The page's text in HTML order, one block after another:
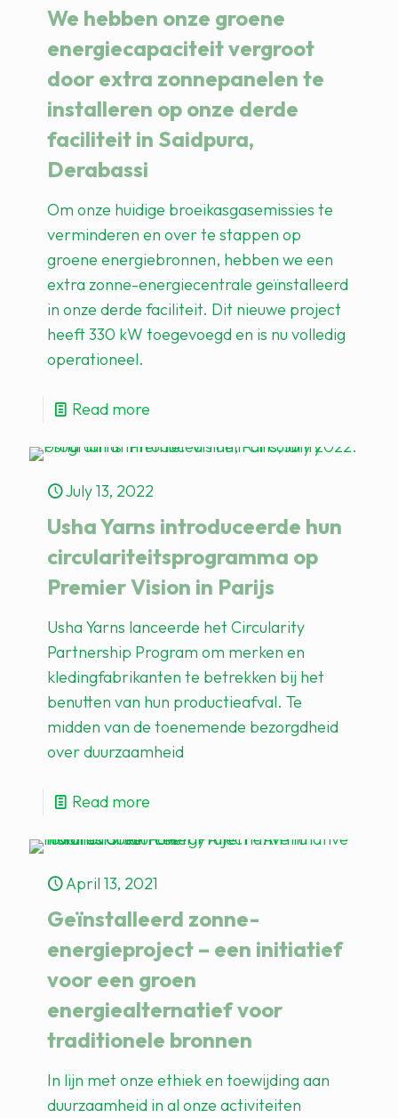
We hebben onze groene
energiecapaciteit vergroot
door extra zonnepanelen te
installeren op onze derde
faciliteit in Saidpura,
Derabassi
Om onze huidige broeikasgasemissies te
verminderen en over te stappen op
groene energiebronnen, hebben we een
extra zonne-energiecentrale geïnstalleerd
in onze derde faciliteit. Dit nieuwe project
heeft 330 kW toegevoegd en is nu volledig
operationeel.
Read more
July 13, 2022
Usha Yarns introduceerde hun
circulariteitsprogramma op
Premier Vision in Parijs
Usha Yarns lanceerde het Circularity
Partnership Program om merken en
kledingfabrikanten te betrekken bij het
benutten van hun productieafval. Te
midden van de toenemende bezorgdheid
over duurzaamheid
Read more
April 13, 2021
Geïnstalleerd zonne-
energieproject – een initiatief
voor een groen
energiealternatief voor
traditionele bronnen
In lijn met onze ethiek en toewijding aan
duurzaamheid in al onze activiteiten